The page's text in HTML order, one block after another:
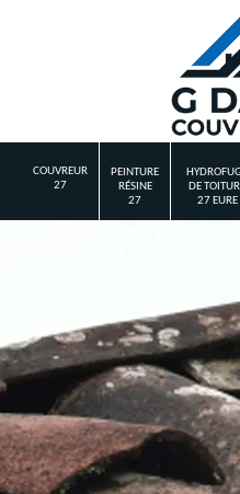
COUVREUR
27
PEINTURE
RÉSINE
27
DE
27 EURE